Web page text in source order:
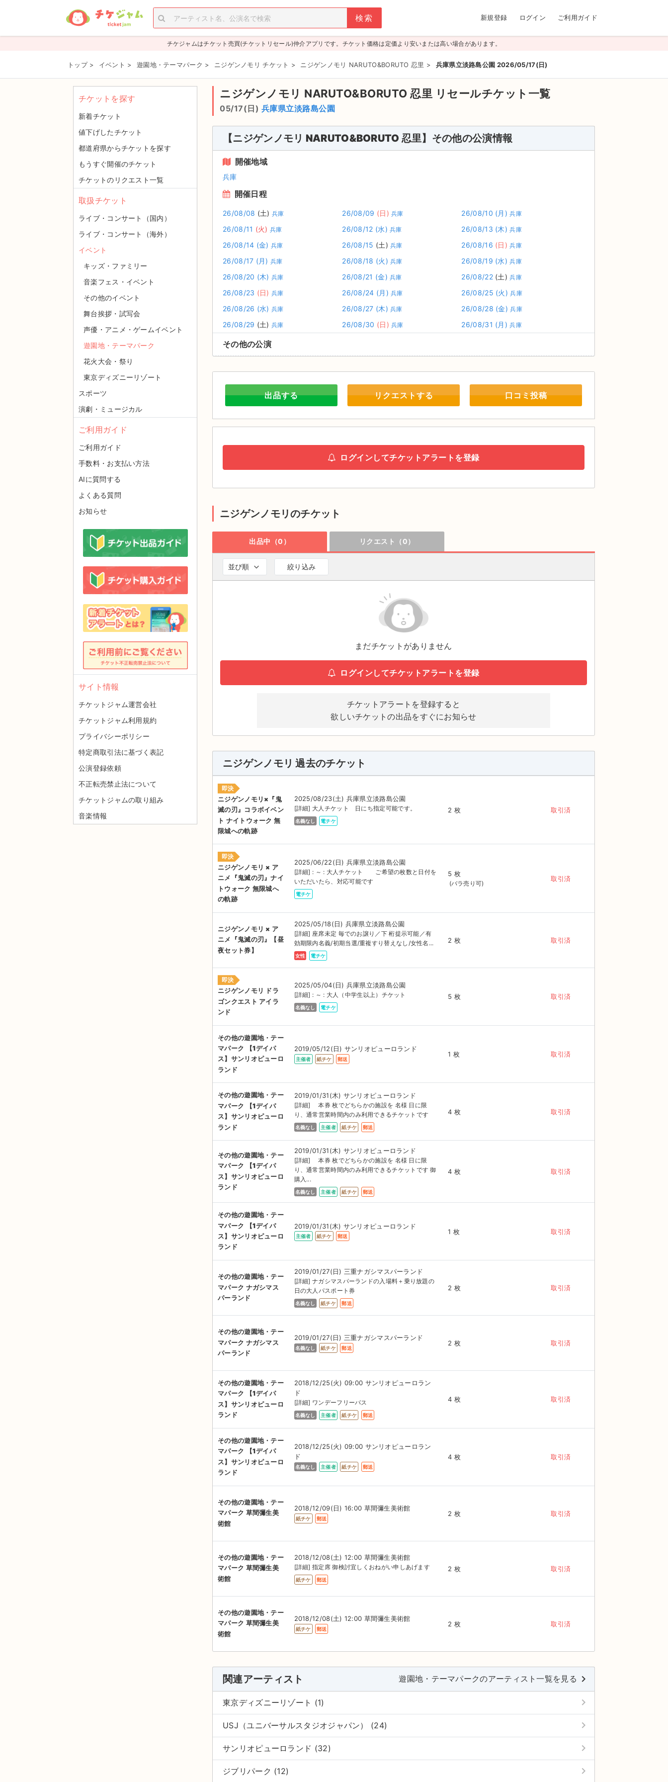
新規登録 ログイン ご利用ガイド
チケジャムはチケット売買(チケットリセール)仲介アプリです。チケット価格は定価より安いまたは高い場合があります。
トップ > イベント > 遊園地・テーマパーク > ニジゲンノモリ チケット > ニジゲンノモリ NARUTO&BORUTO 忍里 > 兵庫県立淡路島公園 2026/05/17(日)
ニジゲンノモリ NARUTO&BORUTO 忍里 リセールチケット一覧
05/17(日) 兵庫県立淡路島公園
【ニジゲンノモリ NARUTO&BORUTO 忍里】その他の公演情報
開催地域
兵庫
開催日程
26/08/08 (土) 兵庫 26/08/09 (日) 兵庫 26/08/10 (月) 兵庫
26/08/11 (火) 兵庫 26/08/12 (水) 兵庫 26/08/13 (木) 兵庫
26/08/14 (金) 兵庫 26/08/15 (土) 兵庫 26/08/16 (日) 兵庫
26/08/17 (月) 兵庫 26/08/18 (火) 兵庫 26/08/19 (水) 兵庫
26/08/20 (木) 兵庫 26/08/21 (金) 兵庫 26/08/22 (土) 兵庫
26/08/23 (日) 兵庫 26/08/24 (月) 兵庫 26/08/25 (火) 兵庫
26/08/26 (水) 兵庫 26/08/27 (木) 兵庫 26/08/28 (金) 兵庫
26/08/29 (土) 兵庫 26/08/30 (日) 兵庫 26/08/31 (月) 兵庫
その他の公演
出品する リクエストする 口コミ投稿
ログインしてチケットアラートを登録
ニジゲンノモリのチケット
出品中（0） リクエスト（0）
並び順 絞り込み
まだチケットがありません
ログインしてチケットアラートを登録
チケットアラートを登録すると
欲しいチケットの出品をすぐにお知らせ
ニジゲンノモリ 過去のチケット
即決
ニジゲンノモリ×『鬼
滅の刃』コラボイベン
ト ナイトウォーク 無
限城への軌跡
2025/08/23(土) 兵庫県立淡路島公園
[詳細] 大人チケット 日にち指定可能です。
名義なし 電チケ
2 枚 取引済
即決
ニジゲンノモリ × ア
ニメ『鬼滅の刃』ナイ
トウォーク 無限城へ
の軌跡
2025/06/22(日) 兵庫県立淡路島公園
[詳細] : ～ : 大人チケット ご希望の枚数と日付を
いただいたら、対応可能です
電チケ
5 枚
取引済
ニジゲンノモリ × ア
ニメ『鬼滅の刃』【昼
夜セット券】
2025/05/18(日) 兵庫県立淡路島公園
[詳細] 座席未定 毎でのお譲り／下 桁提示可能／有
効期限内名義/初期当選/重複すり替えなし/女性名...
女性 電チケ
2 枚 取引済
即決
ニジゲンノモリ ドラ
ゴンクエスト アイラ
ンド
2025/05/04(日) 兵庫県立淡路島公園
[詳細] : ～ : 大人（中学生以上）チケット
名義なし 電チケ
5 枚 取引済
その他の遊園地・テー
マパーク 【1デイパ
ス】サンリオピューロ
ランド
2019/05/12(日) サンリオピューロランド
主催者 紙チケ 郵送
1 枚 取引済
その他の遊園地・テー
マパーク 【1デイパ
ス】サンリオピューロ
ランド
2019/01/31(木) サンリオピューロランド
[詳細] 本券 枚でどちらかの施設を 名様 日に限
り、通常営業時間内のみ利用できるチケットです
名義なし 主催者 紙チケ 郵送
4 枚 取引済
その他の遊園地・テー
マパーク 【1デイパ
ス】サンリオピューロ
ランド
2019/01/31(木) サンリオピューロランド
[詳細] 本券 枚でどちらかの施設を 名様 日に限
り、通常営業時間内のみ利用できるチケットです 御
購入...
名義なし 主催者 紙チケ 郵送
4 枚 取引済
その他の遊園地・テー
マパーク 【1デイパ
ス】サンリオピューロ
ランド
2019/01/31(木) サンリオピューロランド
主催者 紙チケ 郵送
1 枚 取引済
その他の遊園地・テー
マパーク ナガシマス
パーランド
2019/01/27(日) 三重ナガシマスパーランド
[詳細] ナガシマスパーランドの入場料＋乗り放題の
日の大人パスポート券
名義なし 紙チケ 郵送
2 枚 取引済
その他の遊園地・テー
マパーク ナガシマス
パーランド
2019/01/27(日) 三重ナガシマスパーランド
名義なし 紙チケ 郵送
2 枚 取引済
その他の遊園地・テー
マパーク 【1デイパ
ス】サンリオピューロ
ランド
2018/12/25(火) 09:00 サンリオピューロラン
ド
[詳細] ワンデーフリーパス
名義なし 主催者 紙チケ 郵送
4 枚 取引済
その他の遊園地・テー
マパーク 【1デイパ
ス】サンリオピューロ
ランド
2018/12/25(火) 09:00 サンリオピューロラン
ド
名義なし 主催者 紙チケ 郵送
4 枚 取引済
その他の遊園地・テー
マパーク 草間彌生美
術館
2018/12/09(日) 16:00 草間彌生美術館
紙チケ 郵送
2 枚 取引済
その他の遊園地・テー
マパーク 草間彌生美
術館
2018/12/08(土) 12:00 草間彌生美術館
[詳細] 指定席 御検討宜しくおねがい申しあげます
紙チケ 郵送
2 枚 取引済
その他の遊園地・テー
マパーク 草間彌生美
術館
2018/12/08(土) 12:00 草間彌生美術館
紙チケ 郵送
2 枚 取引済
関連アーティスト 遊園地・テーマパークのアーティスト一覧を見る keyboard_arrow_right
東京ディズニーリゾート (1) keyboard_arrow_right
USJ（ユニバーサルスタジオジャパン） (24) keyboard_arrow_right
サンリオピューロランド (32) keyboard_arrow_right
ジブリパーク (12) keyboard_arrow_right
チケットを探す
新着チケット
値下げしたチケット
都道府県からチケットを探す
もうすぐ開催のチケット
チケットのリクエスト一覧
取扱チケット
ライブ・コンサート（国内）
ライブ・コンサート（海外）
イベント
キッズ・ファミリー
音楽フェス・イベント
その他のイベント
舞台挨拶・試写会
声優・アニメ・ゲームイベント
遊園地・テーマパーク
花火大会・祭り
東京ディズニーリゾート
スポーツ
演劇・ミュージカル
ご利用ガイド
ご利用ガイド
手数料・お支払い方法
AIに質問する
よくある質問
お知らせ
サイト情報
チケットジャム運営会社
チケットジャム利用規約
プライバシーポリシー
特定商取引法に基づく表記
公演登録依頼
不正転売禁止法について
チケットジャムの取り組み
音楽情報